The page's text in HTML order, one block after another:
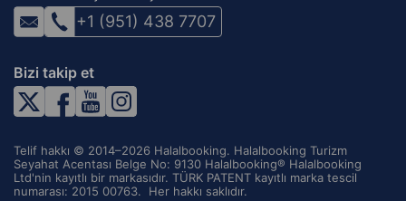
+1 (951) 438 7707
Bizi takip et
Telif hakkı © 2014–2026 Halalbooking. Halalbooking Turizm
Seyahat Acentası Belge No: 9130 Halalbooking® Halalbooking
Ltd'nin kayıtlı bir markasıdır. TÜRK PATENT kayıtlı marka tescil
numarası: 2015 00763. ‌ Her hakkı saklıdır.